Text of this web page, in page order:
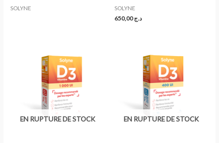
SOLYNE SOLYNE
د.ج650,00
EN RUPTURE DE STOCK EN RUPTURE DE STOCK